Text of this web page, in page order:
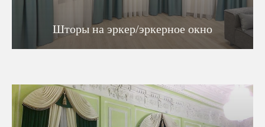
Шторы на эркер/эркерное окно